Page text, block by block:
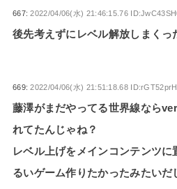
667:2022/04/06(水) 21:46:15.76
後先考えずにレベル解放しまくっ
669:2022/04/06(水) 21:51:18.68
藤澤がまだやってる世界線なら
れてたんじゃね？
レベル上げをメインコンテンツに
るいゲーム作りたかったみたいだ